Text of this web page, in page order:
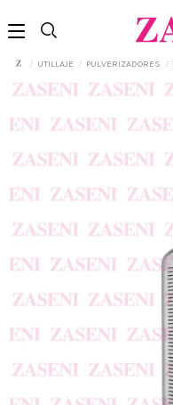
UTILLAJE PULVERIZADORES